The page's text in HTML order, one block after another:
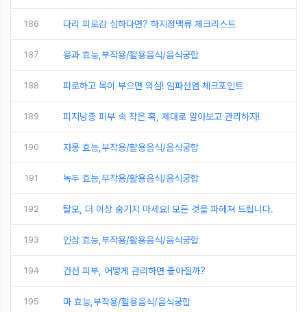
186 다리 피로감 심하다면? 하지정맥류 체크리스트
187 용과 효능,부작용/활용음식/음식궁합
188 피로하고 목이 부으면 의심! 임파선염 체크포인트
189 피지낭종 피부 속 작은 혹, 제대로 알아보고 관리하자!
190 자몽 효능,부작용/활용음식/음식궁합
191 녹두 효능,부작용/활용음식/음식궁합
192 탈모, 더 이상 숨기지 마세요! 모든 것을 파헤쳐 드립니다.
193 인삼 효능,부작용/활용음식/음식궁합
194 건선 피부, 어떻게 관리하면 좋아질까?
195 마 효능,부작용/활용음식/음식궁합